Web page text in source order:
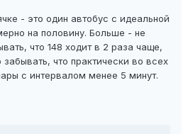
- это один автобус с идеальной
на половину. Больше - не
что 148 ходит в 2 раза чаще,
что практически во всех
с интервалом менее 5 минут.